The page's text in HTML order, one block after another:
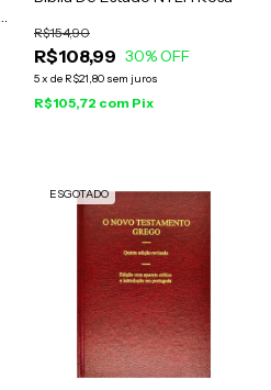
R$108,99
R$154,90
30% OFF
5x de R$21,80 sem juros
R$105,72 com Pix
ESGOTADO